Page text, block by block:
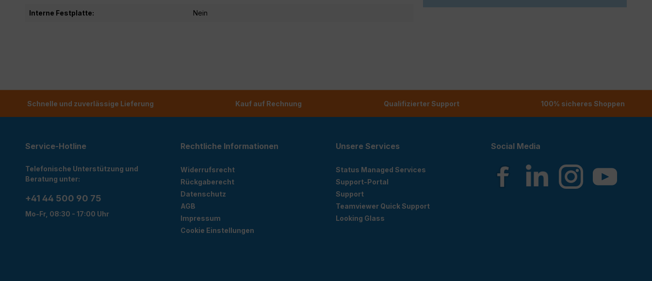
Interne Festplatte: Nein
Schnelle und zuverlässige Lieferung Kauf auf Rechnung Qualifizierter Support 100% sicheres Shoppen
Service-Hotline
Telefonische Unterstützung und
Beratung unter:
+41 44 500 90 75
Mo-Fr, 08:30 - 17:00 Uhr
Rechtliche Informationen
Widerrufsrecht
Rückgaberecht
Datenschutz
AGB
Impressum
Cookie Einstellungen
Unsere Services
Status Managed Services
Support-Portal
Support
Teamviewer Quick Support
Looking Glass
Social Media